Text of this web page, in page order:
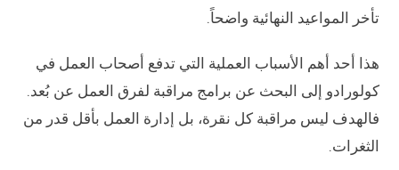
تأخر المواعيد النهائية واضحاً.
هذا أحد أهم الأسباب العملية التي تدفع أصحاب العمل في
كولورادو إلى البحث عن برامج مراقبة لفرق العمل عن بُعد.
فالهدف ليس مراقبة كل نقرة، بل إدارة العمل بأقل قدر من
الثغرات.